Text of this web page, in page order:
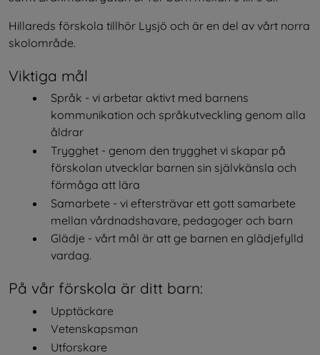
Hillareds förskola tillhör Lysjö och är en del av vårt norra
skolområde.
Viktiga mål
Språk - vi arbetar aktivt med barnens
kommunikation och språkutveckling genom alla
åldrar
Trygghet - genom den trygghet vi skapar på
förskolan utvecklar barnen sin självkänsla och
förmåga att lära
Samarbete - vi eftersträvar ett gott samarbete
mellan vårdnadshavare, pedagoger och barn
Glädje - vårt mål är att ge barnen en glädjefylld
vardag.
På vår förskola är ditt barn:
Upptäckare
Vetenskapsman
Utforskare